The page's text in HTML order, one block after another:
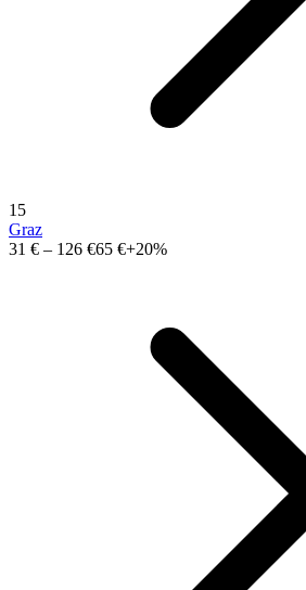
15
Graz
31 € – 126 €65 €+20%